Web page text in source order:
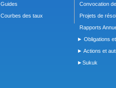
Guides
Courbes des taux
Convocation
Projets de
Rapports
► Obligations
► Actions et
►Sukuk